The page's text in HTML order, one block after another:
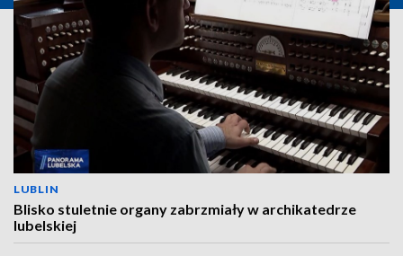
LUBLIN
Blisko stuletnie organy zabrzmiały w archikatedrze
lubelskiej